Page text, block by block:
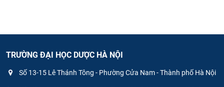
TRƯỜNG ĐẠI HỌC DƯỢC HÀ NỘI
Số 13-15 Lê Thánh Tông - Phường Cửa Nam - Thành phố Hà Nội